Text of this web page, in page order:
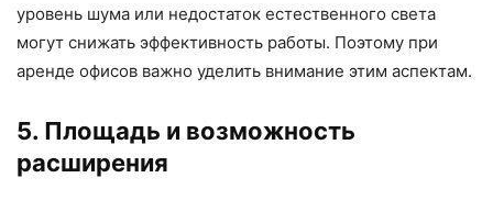
уровень шума или недостаток естественного света
могут снижать эффективность работы. Поэтому при
аренде офисов важно уделить внимание этим аспектам.
5. Площадь и возможность
расширения